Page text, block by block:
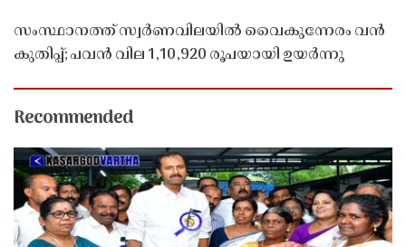
സംസ്ഥാനത്ത് സ്വർണവിലയിൽ വൈകുന്നേരം വൻ
കുതിപ്പ്; പവൻ വില 1,10,920 രൂപയായി ഉയർന്നു
Recommended